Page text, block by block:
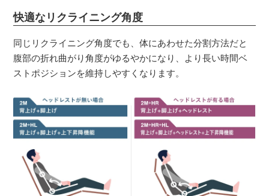
快適なリクライニング角度
同じリクライニング角度でも、体にあわせた分割方法だと
腹部の折れ曲がり角度がゆるやかになり、より長い時間ベ
ストポジションを維持しやすくなります。